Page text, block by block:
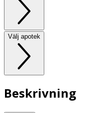
Välj apotek
Beskrivning